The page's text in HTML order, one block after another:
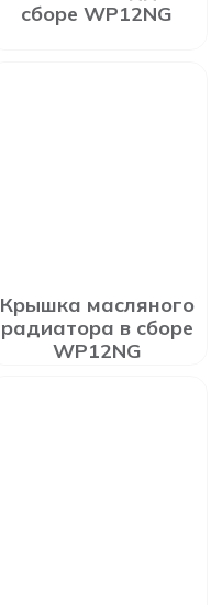
сборе WP12NG
Крышка масляного
радиатора в сборе
WP12NG